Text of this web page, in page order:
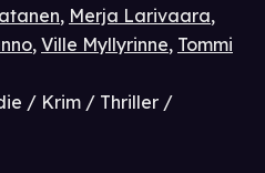
, Merja Larivaara,
, Ville Myllyrinne, Tommi
/ Krim / Thriller /